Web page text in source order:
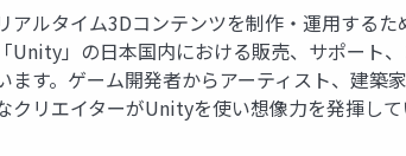
アルタイム3Dコンテンツを制作・運用する
「Unity」の日本国内における販売、サポート
ます。ゲーム開発者からアーティスト、建築
クリエイターがUnityを使い想像力を発揮して